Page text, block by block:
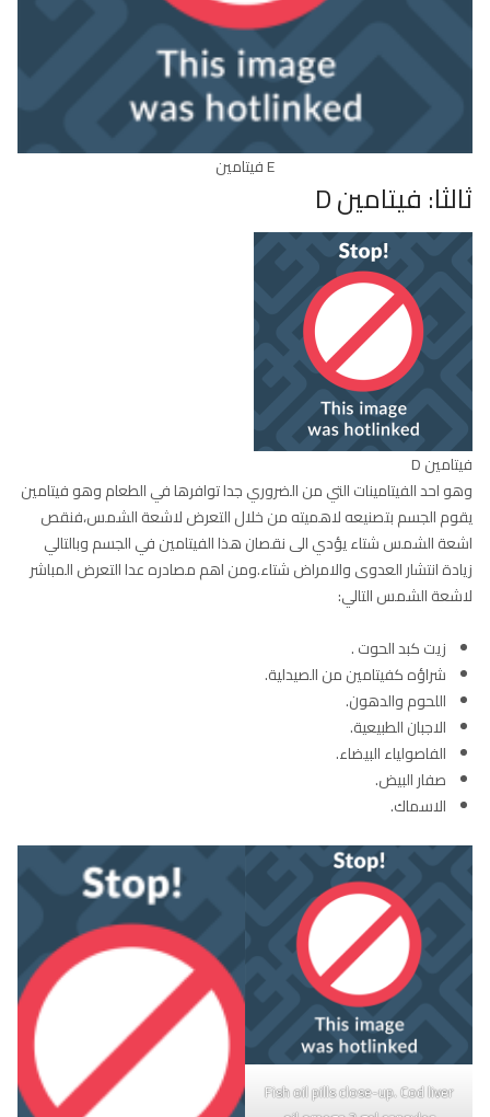
E فيتامين
ثالثا: فيتامين D
فيتامين D
وهو احد الفيتامينات التي من الضروري جدا توافرها في الطعام وهو فيتامين
يقوم الجسم بتصنيعه لاهميته من خلال التعرض لاشعة الشمس،فنقص
اشعة الشمس شتاء يؤدي الى نقصان هذا الفيتامين في الجسم وبالتالي
زيادة انتشار العدوى والامراض شتاء.ومن اهم مصادره عدا التعرض المباشر
لاشعة الشمس التالي:
زيت كبد الحوت .
شراؤه كفيتامين من الصيدلية.
اللحوم والدهون.
الاجبان الطبيعية.
الفاصولياء البيضاء.
صفار البيض.
الاسماك.
Fish oil pills close-up. Cod liver